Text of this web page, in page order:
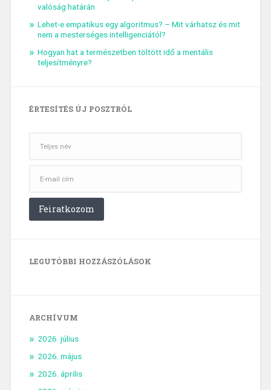
valóság határán
Lehet-e empatikus egy algoritmus? – Mit várhatsz és mit
nem a mesterséges intelligenciától?
Hogyan hat a természetben töltött idő a mentális
teljesítményre?
ÉRTESÍTÉS ÚJ POSZTRÓL
LEGUTÓBBI HOZZÁSZÓLÁSOK
ARCHÍVUM
2026. július
2026. május
2026. április